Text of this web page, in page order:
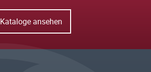
Kataloge ansehen